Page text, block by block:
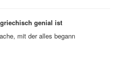
genial ist
mit der alles begann